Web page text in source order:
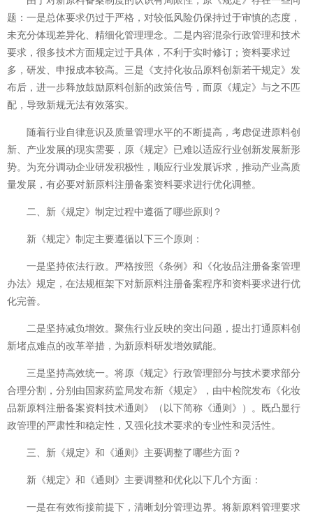
题：一是总体要求仍过于严格，对较低风险仍保持过于审慎的态度，
未充分体现差异化、精细化管理理念。二是内容混杂行政管理和技术
要求，很多技术方面规定过于具体，不利于实时修订；资料要求过
多，研发、申报成本较高。三是《支持化妆品原料创新若干规定》发
布后，进一步释放鼓励原料创新的政策信号，而原《规定》与之不匹
配，导致新规无法有效落实。
随着行业自律意识及质量管理水平的不断提高，考虑促进原料创
新、产业发展的现实需要，原《规定》已难以适应行业创新发展新形
势。为充分调动企业研发积极性，顺应行业发展诉求，推动产业高质
量发展，有必要对新原料注册备案资料要求进行优化调整。
二、新《规定》制定过程中遵循了哪些原则？
新《规定》制定主要遵循以下三个原则：
一是坚持依法行政。严格按照《条例》和《化妆品注册备案管理
办法》规定，在法规框架下对新原料注册备案程序和资料要求进行优
化完善。
二是坚持减负增效。聚焦行业反映的突出问题，提出打通原料创
新堵点难点的改革举措，为新原料研发增效赋能。
三是坚持高效统一。将原《规定》行政管理部分与技术要求部分
合理分割，分别由国家药监局发布新《规定》，由中检院发布《化妆
品新原料注册备案资料技术通则》（以下简称《通则》）。既凸显行
政管理的严肃性和稳定性，又强化技术要求的专业性和灵活性。
三、新《规定》和《通则》主要调整了哪些方面？
新《规定》和《通则》主要调整和优化以下几个方面：
一是在有效衔接前提下，清晰划分管理边界。将新原料管理要求